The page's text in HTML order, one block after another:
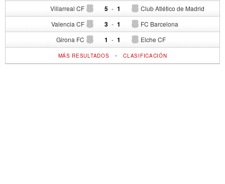
Villarreal CF 5 - Club Atlético de Madrid
1
Valencia CF 3 - FC Barcelona
1
Girona FC 1 - Elche CF
1
MÁS RESULTADOS -CLASIFICACIÓN